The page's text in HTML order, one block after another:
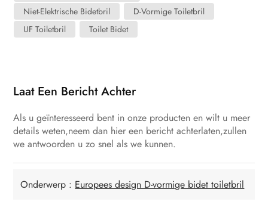
Niet-Elektrische Bidetbril
D-Vormige Toiletbril
UF Toiletbril
Toilet Bidet
Laat Een Bericht Achter
Als u geïnteresseerd bent in onze producten en wilt u meer
details weten,neem dan hier een bericht achterlaten,zullen
we antwoorden u zo snel als we kunnen.
Onderwerp : Europees design D-vormige bidet toiletbril